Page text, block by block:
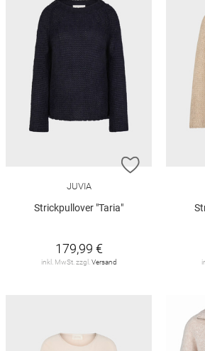
ZUR
JUVIA
Strickpullover "Taria"
179,99 €
inkl. MwSt. zzgl. Versand